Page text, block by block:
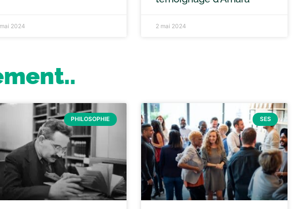
2024 2 mai 2024
PHILOSOPHIE SES